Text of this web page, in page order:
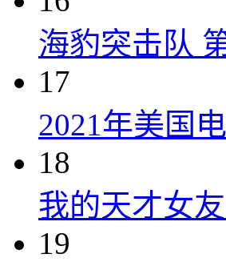
海豹突击队
17
2021年美国
18
我的天才女友
19